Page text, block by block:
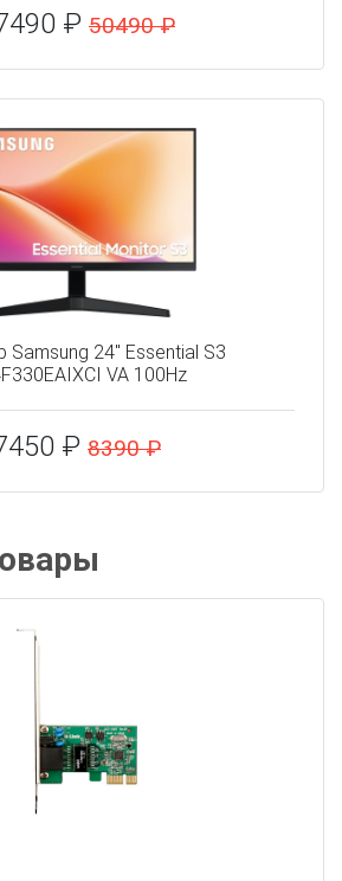
₽ 50490 ₽
Samsung 24" Essential S3
VA 100Hz
₽ 8390 ₽